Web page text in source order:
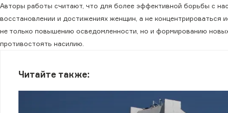
Авторы работы считают, что для более эффективной борьбы с
восстановлении и достижениях женщин, а не
не только повышению осведомленности, но и формированию
противостоять насилию.
Читайте также: